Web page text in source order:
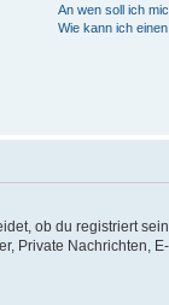
An wen soll ich
Wie kann ich
ob du registriert
Private Nachrichten,